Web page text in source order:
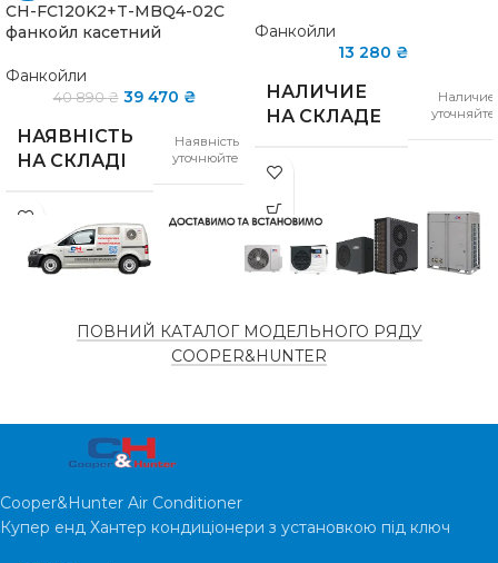
CH-FC120K2+T-MBQ4-02C
фанкойл касетний
Фанкойли
40 890₴ 39 470 ₴
НАЯВНІСТЬ
НА СКЛАДІ
Наявність
уточнюйте
ПЛОЩА
м²
РІВЕНЬ ШУМУ
Фанкойли
13 280 ₴
НАЛИЧИЕ
НА СКЛАДЕ
Наличие
уточняйте
ОБСЛУЖИВАЕМАЯ
30
ГАРАНТИЯ
УРОВЕНЬ
ПОВНИЙ КАТАЛОГ МОДЕЛЬНОГО РЯДУ
COOPER&HUNTER
Cooper&Hunter Air Conditioner
Купер енд Хантер кондиціонери з установкою під ключ